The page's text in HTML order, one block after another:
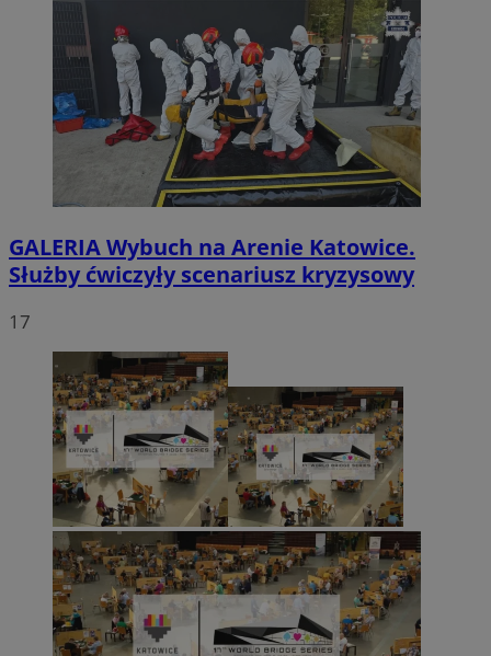
GALERIAWybuch na Arenie Katowice.
Służby ćwiczyły scenariusz kryzysowy
17